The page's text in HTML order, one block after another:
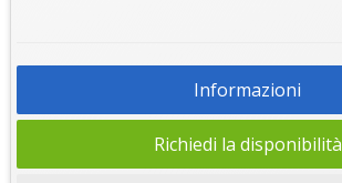
Informazioni
Richiedi la disponibilità